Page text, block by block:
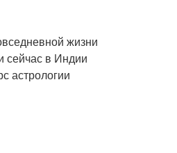
жизни
сейчас в Индии
астрологии